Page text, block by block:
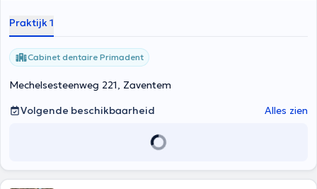
Praktijk 1
Cabinet dentaire Primadent
Mechelsesteenweg 221, Zaventem
Volgende beschikbaarheid
Alles zien